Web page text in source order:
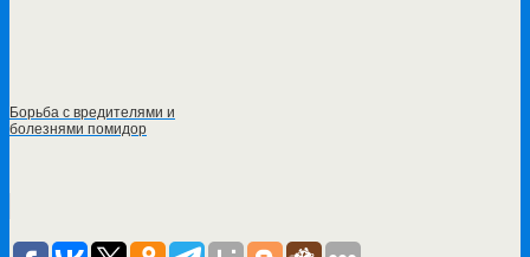
Борьба с вредителями и
болезнями помидор